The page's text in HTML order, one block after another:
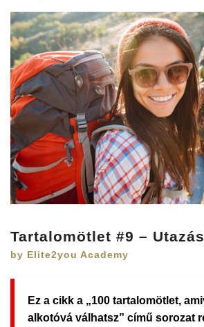
Tartalomötlet #9 – Utazás
by Elite2you Academy
Ez a cikk a „100 tartalomötlet,
alkotóvá válhatsz” című sorozat